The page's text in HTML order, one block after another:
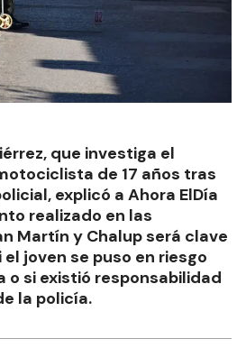
que investiga el
de 17 años tras
explicó a Ahora ElDía
realizado en las
Martín y Chalup será clave
joven se puso en riesgo
o si existió responsabilidad
la policía.